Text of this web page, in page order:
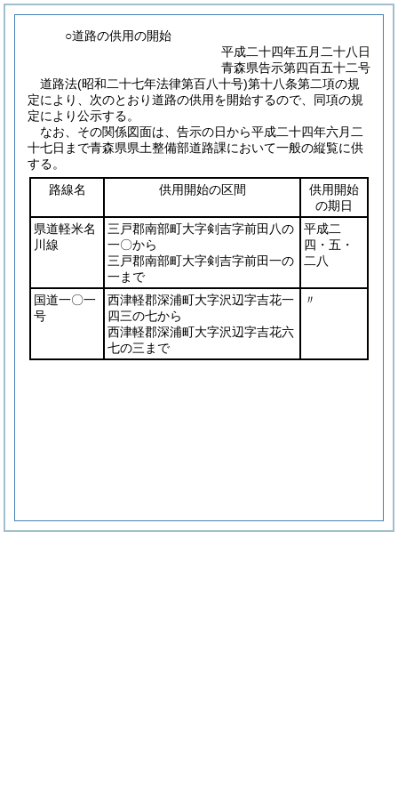
○道路の供用の開始
平成二十四年五月二十八日
青森県告示第四百五十二号
道路法(昭和二十七年法律第百八十号)第十八条第二項の規
定により、次のとおり道路の供用を開始するので、同項の規
定により公示する。
なお、その関係図面は、告示の日から平成二十四年六月二
十七日まで青森県県土整備部道路課において一般の縦覧に供
する。
路線名
供用開始の区間
供用開始
の期日
県道軽米名
川線
三戸郡南部町大字剣吉字前田八の
一〇から
三戸郡南部町大字剣吉字前田一の
一まで
平成二
四・五・
二八
国道一〇一
号
西津軽郡深浦町大字沢辺字吉花一
四三の七から
西津軽郡深浦町大字沢辺字吉花六
七の三まで
〃